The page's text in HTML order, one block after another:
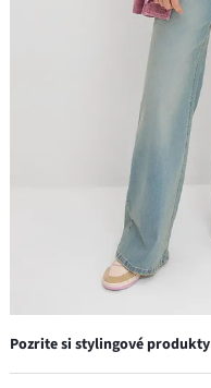
Pozrite si stylingové produkty